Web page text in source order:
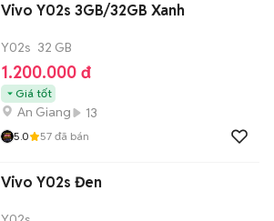
Vivo Y02s 3GB/32GB Xanh
Y02s 32 GB
1.200.000 đ
Giá tốt
An Giang 13
5.0 57 đã bán
Vivo Y02s Đen